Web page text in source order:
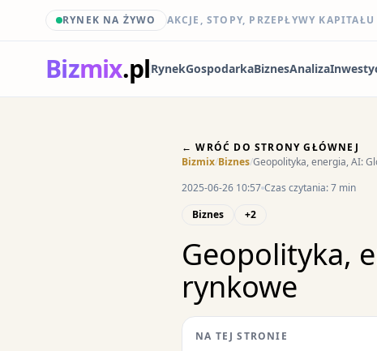
RYNEK NA ŻYWO AKCJE, STOPY, PRZEPŁYWY KAPITAŁU
Bizmix.plRynekGospodarkaBiznesAnaliza
← WRÓĆ DO STRONY GŁÓWNEJ
Bizmix/Biznes/Geopolityka, energia, AI:
2025-06-26 10:57 Czas czytania: 7 min
Biznes
+2
Geopolityka,
rynkowe
NA TEJ STRONIE